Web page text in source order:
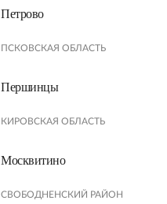
Петрово
ПСКОВСКАЯ ОБЛАСТЬ
Першинцы
КИРОВСКАЯ ОБЛАСТЬ
Москвитино
СВОБОДНЕНСКИЙ РАЙОН